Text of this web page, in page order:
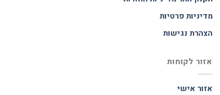
מדיניות פרטיות
הצהרת נגישות
אזור לקוחות
אזור אישי